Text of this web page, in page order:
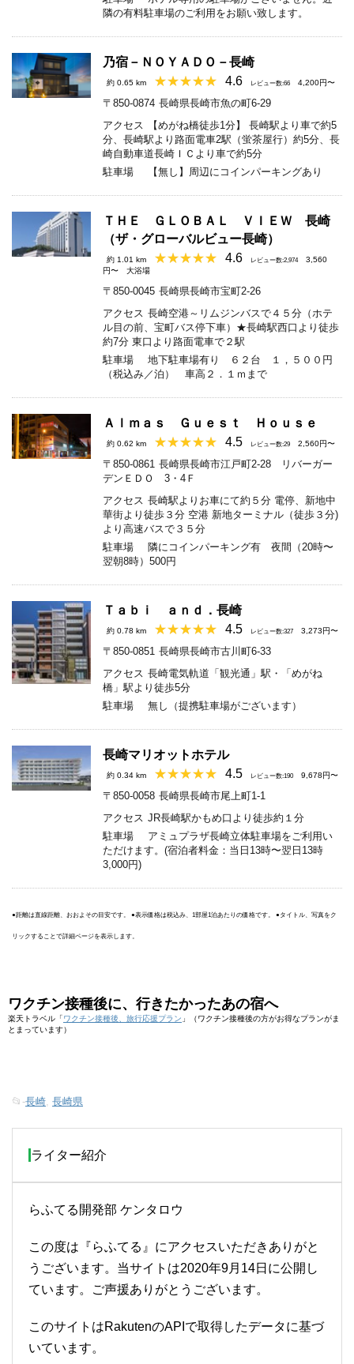
隣の有料駐車場のご利用をお願い致します。
乃宿－ＮＯＹＡＤＯ－長崎
約 0.65 km 4.6 レビュー数:66 4,200円〜
〒850-0874 長崎県長崎市魚の町6-29
アクセス
【めがね橋徒歩1分】 長崎駅より車で約5
分、長崎駅より路面電車2駅（蛍茶屋行）約5分、長
崎自動車道長崎ＩＣより車で約5分
駐車場
【無し】周辺にコインパーキングあり
ＴＨＥ ＧＬＯＢＡＬ ＶＩＥＷ 長崎
（ザ・グローバルビュー長崎）
約 1.01 km 4.6 レビュー数:2,974
3,560
円〜
大浴場
〒850-0045 長崎県長崎市宝町2-26
アクセス 長崎空港～リムジンバスで４５分（ホテ
ル目の前、宝町バス停下車）★長崎駅西口より徒歩
約7分 東口より路面電車で２駅
駐車場
地下駐車場有り ６２台 １，５００円
（税込み／泊） 車高２．１ｍまで
Ａｌｍａｓ Ｇｕｅｓｔ Ｈｏｕｓｅ
約 0.62 km 4.5 レビュー数:29 2,560円〜
〒850-0861 長崎県長崎市江戸町2-28 リバーガー
デンＥＤＯ 3・4Ｆ
アクセス 長崎駅よりお車にて約５分 電停、新地中
華街より徒歩３分 空港 新地ターミナル（徒歩３分)
より高速バスで３５分
駐車場
隣にコインパーキング有 夜間（20時〜
翌朝8時）500円
Ｔａｂｉ ａｎｄ．長崎
約 0.78 km 4.5 レビュー数:327 3,273円〜
〒850-0851 長崎県長崎市古川町6-33
アクセス 長崎電気軌道「観光通」駅・「めがね
橋」駅より徒歩5分
駐車場
無し（提携駐車場がございます）
長崎マリオットホテル
約 0.34 km 4.5 レビュー数:190 9,678円〜
〒850-0058 長崎県長崎市尾上町1-1
アクセス JR長崎駅かもめ口より徒歩約１分
駐車場
アミュプラザ長崎立体駐車場をご利用い
ただけます。(宿泊者料金：当日13時〜翌日13時
3,000円)
●距離は直線距離、おおよその目安です。 ●表示価格は税込み、1部屋1泊あたりの価格です。 ●タイトル、写真をク
リックすることで詳細ページを表示します。
ワクチン接種後に、行きたかったあの宿へ
楽天トラベル「ワクチン接種後、旅行応援プラン 」（ワクチン接種後の方がお得なプランがま
とまっています）
📂-長崎, 長崎県
ライター紹介
らふてる開発部 ケンタロウ
この度は『らふてる』にアクセスいただきありがと
うございます。当サイトは2020年9月14日に公開し
ています。ご声援ありがとうございます。
このサイトはRakutenのAPIで取得したデータに基づ
いています。